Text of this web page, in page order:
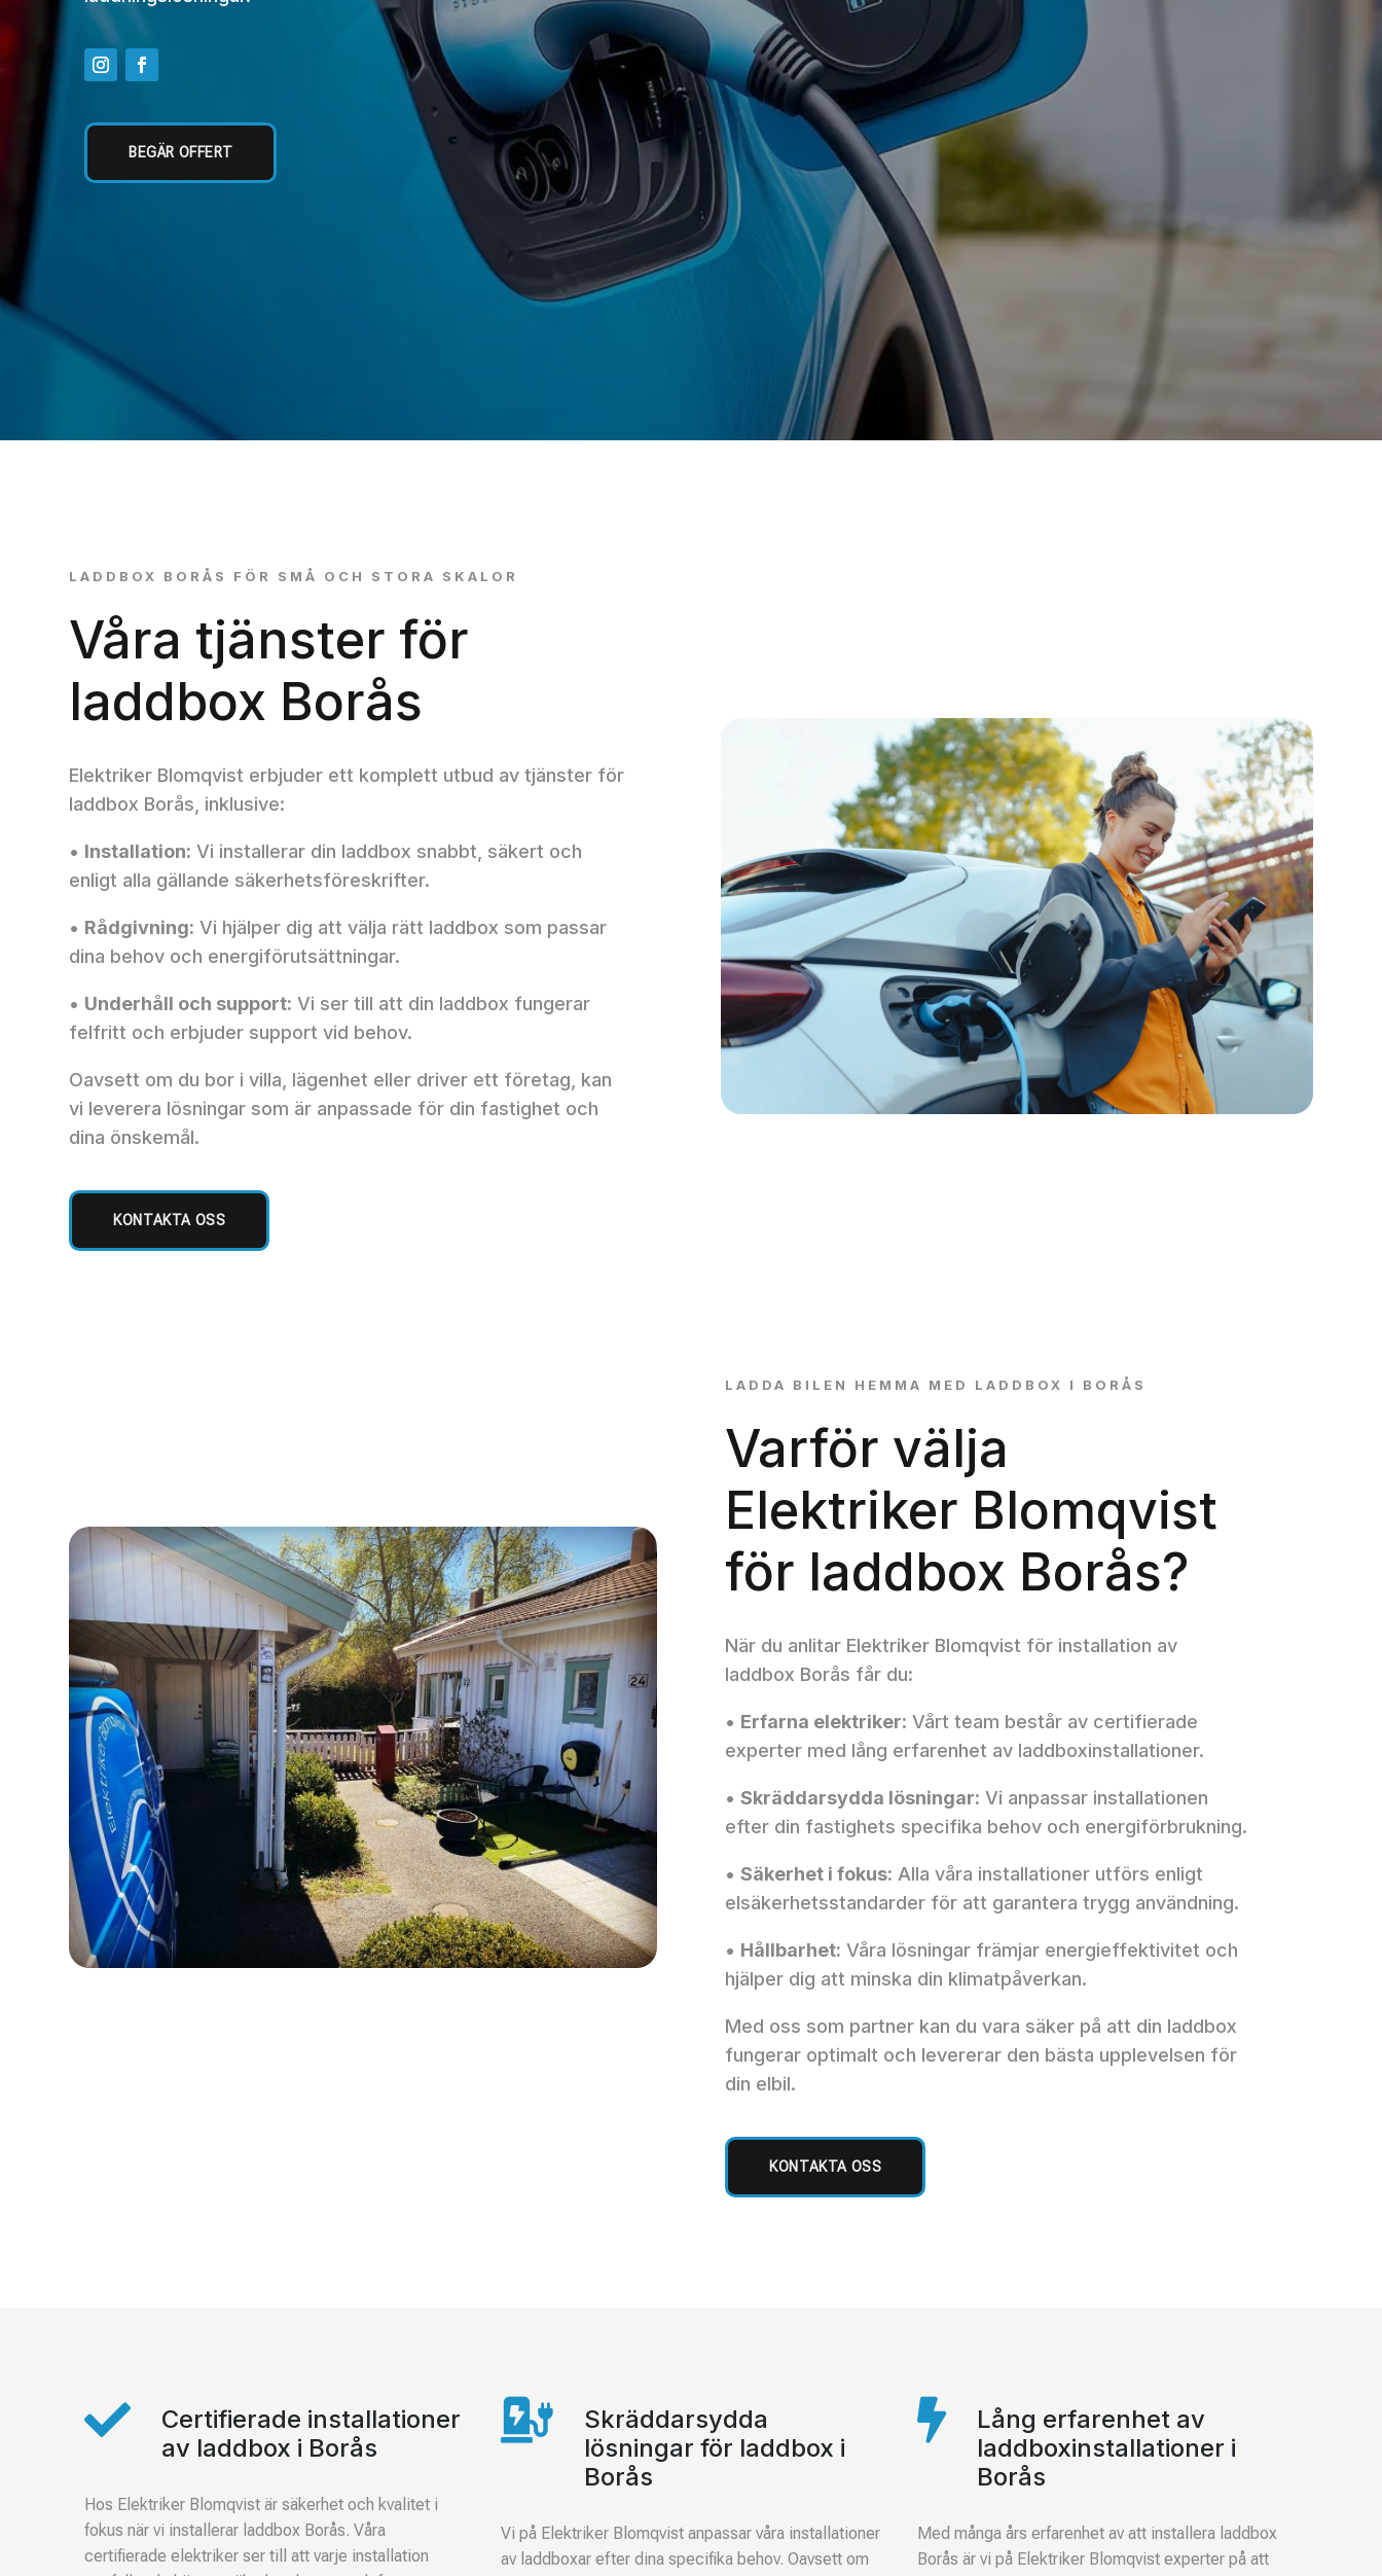
BEGÄR OFFERT
LADDBOX BORÅS FÖR SMÅ OCH STORA SKALOR
Våra tjänster för
laddbox Borås
Elektriker Blomqvist erbjuder ett komplett utbud av tjänster för
laddbox Borås, inklusive:
• Installation: Vi installerar din laddbox snabbt, säkert och
enligt alla gällande säkerhetsföreskrifter.
• Rådgivning: Vi hjälper dig att välja rätt laddbox som passar
dina behov och energiförutsättningar.
• Underhåll och support: Vi ser till att din laddbox fungerar
felfritt och erbjuder support vid behov.
Oavsett om du bor i villa, lägenhet eller driver ett företag, kan
vi leverera lösningar som är anpassade för din fastighet och
dina önskemål.
KONTAKTA OSS
LADDA BILEN HEMMA MED LADDBOX I BORÅS
Varför välja
Elektriker Blomqvist
för laddbox Borås?
När du anlitar Elektriker Blomqvist för installation av
laddbox Borås får du:
• Erfarna elektriker: Vårt team består av certifierade
experter med lång erfarenhet av laddboxinstallationer.
• Skräddarsydda lösningar: Vi anpassar installationen
efter din fastighets specifika behov och energiförbrukning.
• Säkerhet i fokus: Alla våra installationer utförs enligt
elsäkerhetsstandarder för att garantera trygg användning.
• Hållbarhet: Våra lösningar främjar energieffektivitet och
hjälper dig att minska din klimatpåverkan.
Med oss som partner kan du vara säker på att din laddbox
fungerar optimalt och levererar den bästa upplevelsen för
din elbil.
KONTAKTA OSS

Certifierade installationer
av laddbox i Borås
Hos Elektriker Blomqvist är säkerhet och kvalitet i
fokus när vi installerar laddbox Borås. Våra
certifierade elektriker ser till att varje installation

Skräddarsydda
lösningar för laddbox i
Borås
Vi på Elektriker Blomqvist anpassar våra installationer
av laddboxar efter dina specifika behov. Oavsett om

Lång erfarenhet av
laddboxinstallationer i
Borås
Med många års erfarenhet av att installera laddbox
Borås är vi på Elektriker Blomqvist experter på att